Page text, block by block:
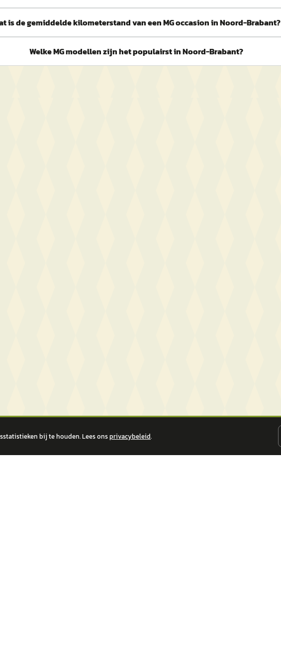
is de gemiddelde kilometerstand van een MG occasion in Noord-Brabant?
Welke MG modellen zijn het populairst in Noord-Brabant?
bij te houden. Lees onsprivacybeleid.